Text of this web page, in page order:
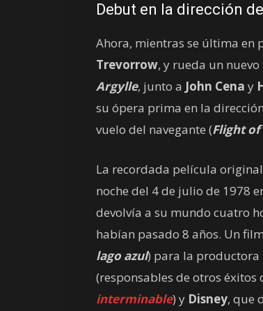
Debut en la dirección
Ahora, mientras se última en
Trevorrow, y rueda un
Argylle, junto a John Cena y
su ópera prima en la
vuelo del navegante (Flight
La recordada película
noche del 4 de julio de 1978
devolvía a su mundo cuatro
habían pasado 8 años. Un
lago azul) para la productora
(responsables de otros éxitos
interminable) y Disney, que